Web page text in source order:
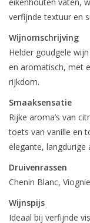
eikenhouten vaten,
verfijnde textuur en
Wijnomschrijving
Helder goudgele
en aromatisch, met
rijkdom.
Smaaksensatie
Rijke aroma’s van
toets van vanille en
elegante, langdurige
Druivenrassen
Chenin Blanc,
Wijnspijs
Ideaal bij verfijnde